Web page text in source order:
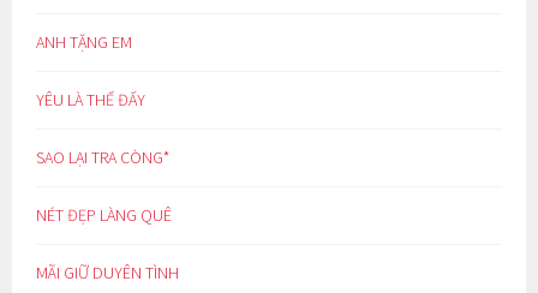
ANH TẶNG EM
YÊU LÀ THẾ ĐẤY
SAO LẠI TRA CÒNG*
NÉT ĐẸP LÀNG QUÊ
MÃI GIỮ DUYÊN TÌNH